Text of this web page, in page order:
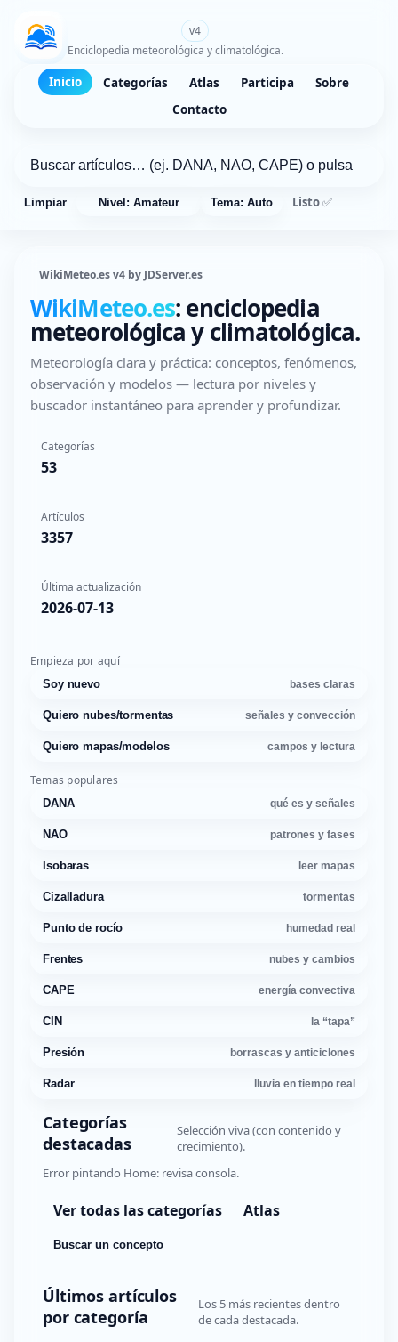
v4
Enciclopedia meteorológica y climatológica.
Inicio Categorías Atlas Participa
Sobre
Contacto
Limpiar Nivel: Amateur Tema: Auto Listo ✅
WikiMeteo.es v4 by JDServer.es
WikiMeteo.es: enciclopedia
meteorológica y climatológica.
Meteorología clara y práctica: conceptos, fenómenos,
observación y modelos — lectura por niveles y
buscador instantáneo para aprender y profundizar.
Categorías
53
Artículos
3357
Última actualización
2026-07-13
Empieza por aquí
Soy nuevo bases claras
Quiero nubes/tormentas señales y convección
Quiero mapas/modelos campos y lectura
Temas populares
DANA qué es y señales
NAO patrones y fases
Isobaras leer mapas
Cizalladura tormentas
Punto de rocío humedad real
Frentes nubes y cambios
CAPE energía convectiva
CIN la “tapa”
Presión borrascas y anticiclones
Radar lluvia en tiempo real
Categorías
destacadas
Selección viva (con contenido y
crecimiento).
Error pintando Home: revisa consola.
Ver todas las categorías Atlas
Buscar un concepto
Últimos artículos
por categoría
Los 5 más recientes dentro
de cada destacada.